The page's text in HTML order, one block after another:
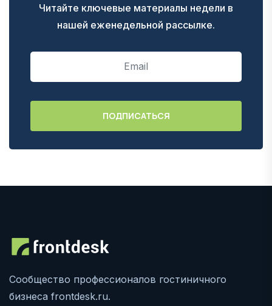
Читайте ключевые материалы недели в
нашей еженедельной рассылке.
Сообщество профессионалов гостиничного
бизнеса frontdesk.ru.